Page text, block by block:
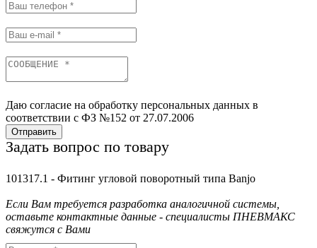
Даю согласие на обработку персональных данных в
соответствии с ФЗ №152 от 27.07.2006
Отправить
Задать вопрос по товару
101317.1 - Фитинг угловой поворотный типа Banjo
Если Вам требуется разработка аналогичной системы,
оставьте контактные данные - специалисты ПНЕВМАКС
свяжутся с Вами